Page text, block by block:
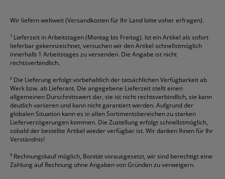
HP
alle Marken anzeigen
Wir liefern weltweit (Versandkosten für Ihr Land bitte voher erfragen).
¹ Lieferzeit in Arbeitstagen (Montag bis Freitag). Ist ein Artikel als sofort
lieferbar gekennzeichnet, versuchen wir den Artikel schnellstmöglich
innerhalb 1 Arbeitstages zu versenden. Die Angabe ist nicht
rechtsverbindlich.
² Die Lieferung erfolgt vorbehaltlich der tatsächlichen Verfügbarkeit ab
Werk bzw. ab Lieferant. Die angegebene Lieferzeit stellt einen
allgemeinen Durschnittswert dar, sie ist nicht rechtsverbindlich, sie kann
deutlich variieren und kann nicht garantiert werden. Aufgrund der
globalen Situation kann es in allen Sortimentsbereichen zu starken
Lieferverzögerungen kommen. Die Zustellung erfolgt schnellstmöglich,
sobald der bestellte Artikel wieder verfügbar ist. Wir danken Ihnen für Ihr
Verständnis!
³ Rechnungskauf möglich, Bonität vorausgesetzt, wir sind berechtigt eine
Zahlung auf Rechnung ohne Angaben von Gründen zu verweigern.